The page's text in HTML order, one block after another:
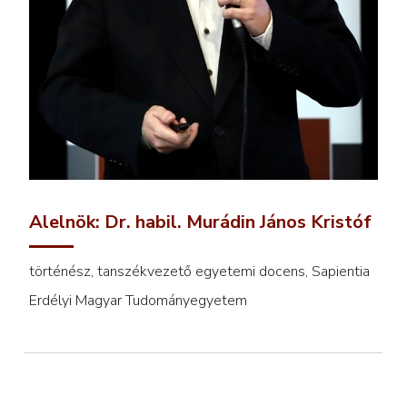
Alelnök: Dr. habil. Murádin János Kristóf
történész, tanszékvezető egyetemi docens, Sapientia
Erdélyi Magyar Tudományegyetem